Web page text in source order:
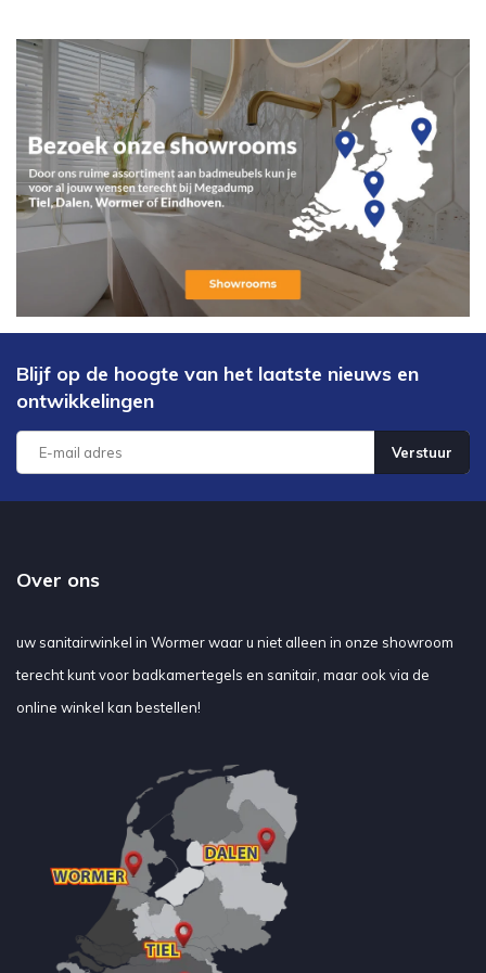
Blijf op de hoogte van het laatste nieuws en
ontwikkelingen
Verstuur
Over ons
uw sanitairwinkel in Wormer waar u niet alleen in onze showroom
terecht kunt voor badkamertegels en sanitair, maar ook via de
online winkel kan bestellen!